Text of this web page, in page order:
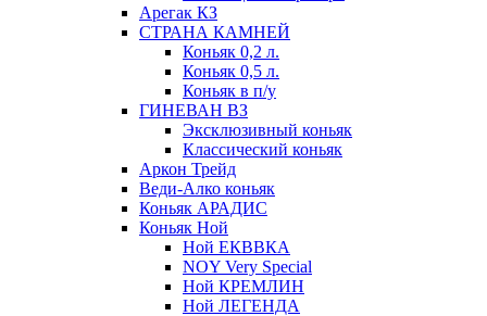
Арегак КЗ
СТРАНА КАМНЕЙ
Коньяк 0,2 л.
Коньяк 0,5 л.
Коньяк в п/у
ГИНЕВАН ВЗ
Эксклюзивный коньяк
Классический коньяк
Аркон Трейд
Веди-Алко коньяк
Коньяк АРАДИС
Коньяк Ной
Ной ЕКВВКА
NOY Very Special
Ной КРЕМЛИН
Ной ЛЕГЕНДА